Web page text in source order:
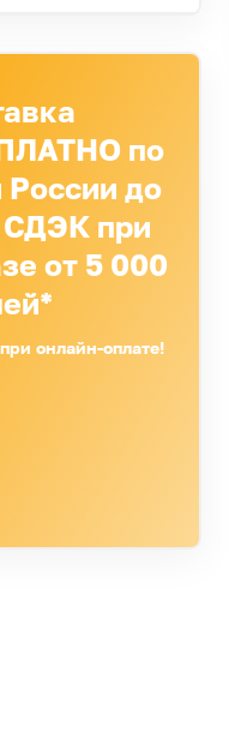
по
России до
при
от 5 000
онлайн-оплате!